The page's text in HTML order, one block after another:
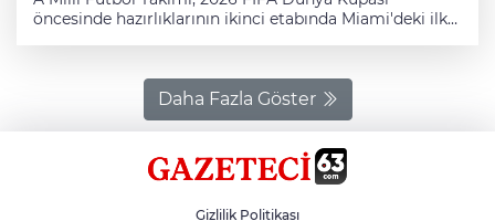
öncesinde hazırlıklarının ikinci etabında Miami'deki ilk
Inter Miami FC'nin Fort Lauderdale'de bulunan Florida
Blue Antrenman Merkezi'ndeki çalışmasının ilk 15
dakikası basına açıldı. Şampiyona öncesindeki ikinci
hazırlık maçında 7 Haziran'da Venezuela ile karşılaşacak
milli takımın teknik direktör Vincenzo Montella
yönetimindeki antrenmanı ısınma ve koşuyla başladı.
Daha Fazla Göster
Gizlilik Politikası